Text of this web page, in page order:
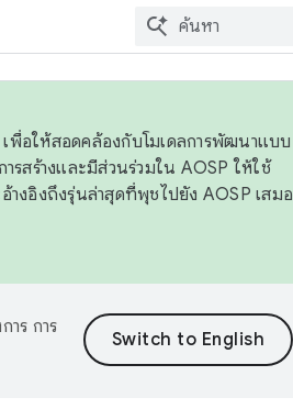
พื่อให้สอดคล้องกับโมเดลการพัฒนาแบบ
สร้างและมีส่วนร่วมใน AOSP ให้ใช้
างอิงถึงรุ่นล่าสุดที่พุชไปยัง AOSP เสมอ
ร การ